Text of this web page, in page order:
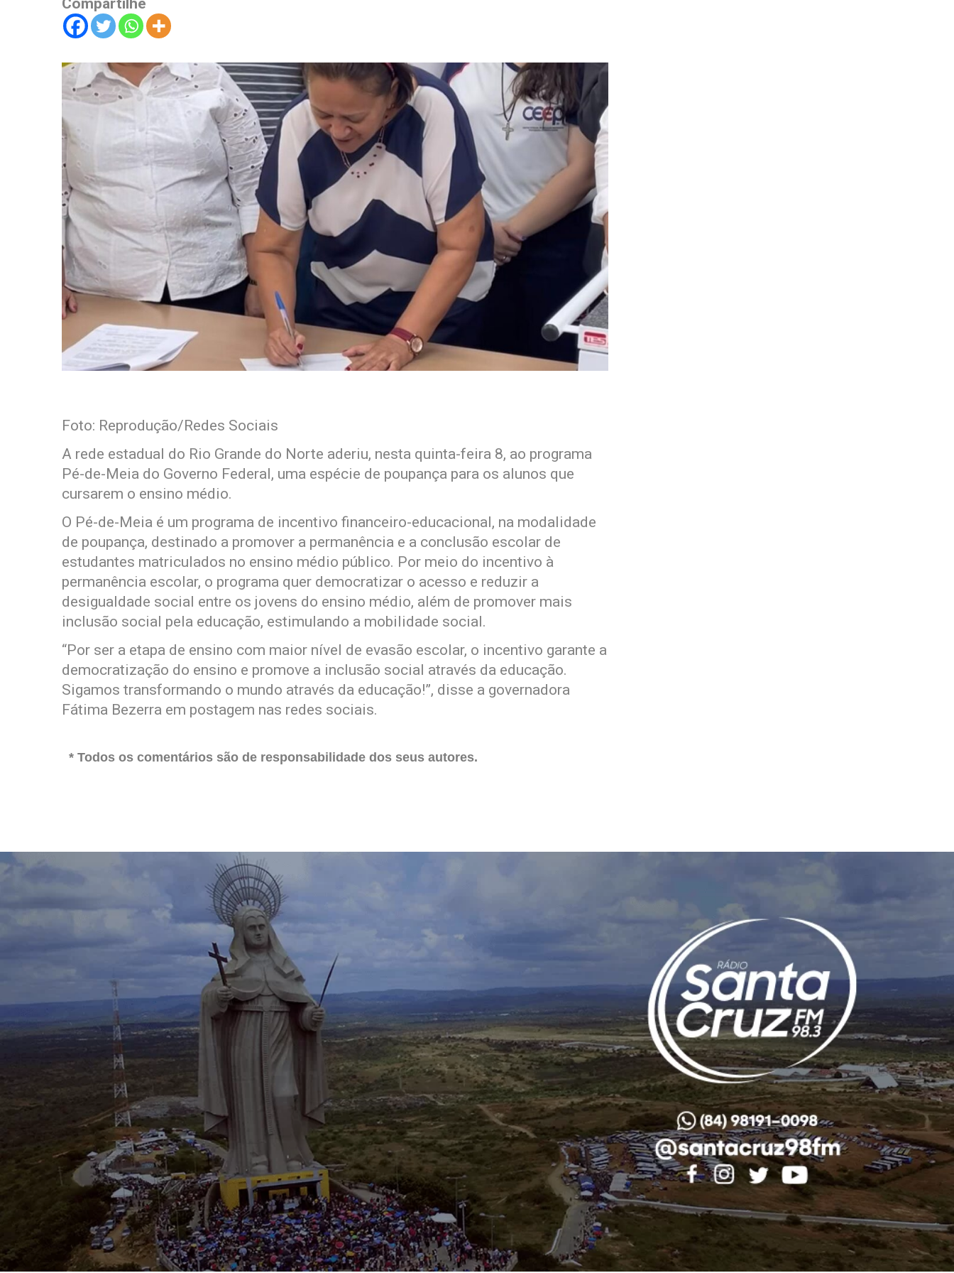
Compartilhe
Foto: Reprodução/Redes Sociais
A rede estadual do Rio Grande do Norte aderiu, nesta quinta-feira 8, ao programa
Pé-de-Meia do Governo Federal, uma espécie de poupança para os alunos que
cursarem o ensino médio.
O Pé-de-Meia é um programa de incentivo financeiro-educacional, na modalidade
de poupança, destinado a promover a permanência e a conclusão escolar de
estudantes matriculados no ensino médio público. Por meio do incentivo à
permanência escolar, o programa quer democratizar o acesso e reduzir a
desigualdade social entre os jovens do ensino médio, além de promover mais
inclusão social pela educação, estimulando a mobilidade social.
“Por ser a etapa de ensino com maior nível de evasão escolar, o incentivo garante a
democratização do ensino e promove a inclusão social através da educação.
Sigamos transformando o mundo através da educação!”, disse a governadora
Fátima Bezerra em postagem nas redes sociais.
* Todos os comentários são de responsabilidade dos seus autores.